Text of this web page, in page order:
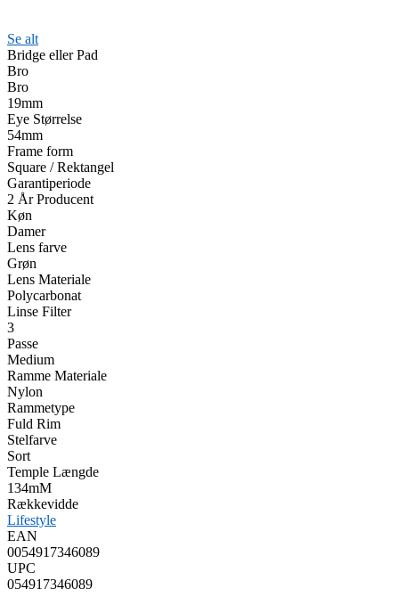
Se alt
Bridge eller Pad
Bro
Bro
19mm
Eye Størrelse
54mm
Frame form
Square / Rektangel
Garantiperiode
2 År Producent
Køn
Damer
Lens farve
Grøn
Lens Materiale
Polycarbonat
Linse Filter
3
Passe
Medium
Ramme Materiale
Nylon
Rammetype
Fuld Rim
Stelfarve
Sort
Temple Længde
134mM
Rækkevidde
Lifestyle
EAN
0054917346089
UPC
054917346089